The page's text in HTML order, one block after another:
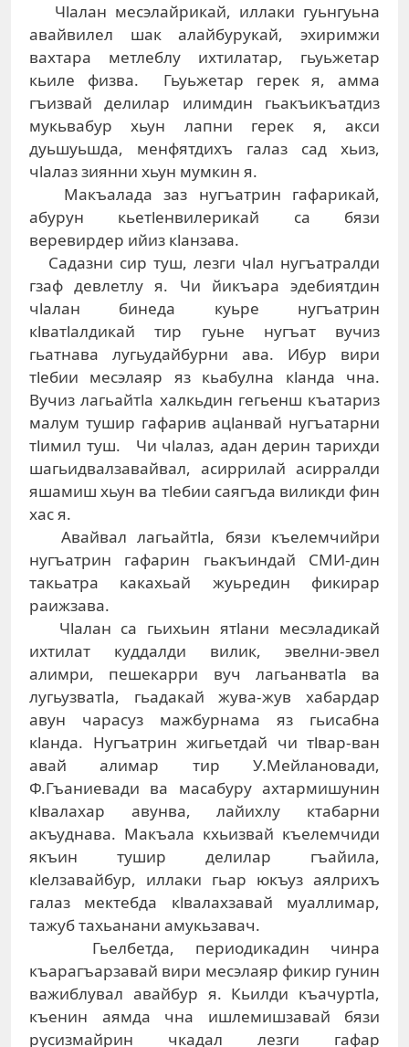
Чlалан месэлайрикай, иллаки гуьнгуьна
авайвилел шак алайбурукай, эхиримжи
вахтара метлеблу ихтилатар, гьуьжетар
кьиле физва. Гьуьжетар герек я, амма
гъизвай делилар илимдин гьакъикъатдиз
мукьвабур хьун лапни герек я, акси
дуьшуьшда, менфятдихъ галаз сад хьиз,
чlалаз зиянни хьун мумкин я.
Макъалада заз нугъатрин гафарикай,
абурун кьетlенвилерикай са бязи
веревирдер ийиз кlанзава.
Садазни сир туш, лезги чlал нугъатралди
гзаф девлетлу я. Чи йикъара эдебиятдин
чlалан бинеда куьре нугъатрин
кlватlалдикай тир гуьне нугъат вучиз
гьатнава лугьудайбурни ава. Ибур вири
тlебии месэлаяр яз кьабулна кlанда чна.
Вучиз лагьайтlа халкьдин гегьенш къатариз
малум тушир гафарив ацlанвай нугъатарни
тlимил туш. Чи чlалаз, адан дерин тарихди
шагьидвалзавайвал, асиррилай асирралди
яшамиш хьун ва тlебии саягъда виликди фин
хас я.
Авайвал лагьайтlа, бязи къелемчийри
нугъатрин гафарин гьакъиндай СМИ-дин
такьатра какахьай жуьредин фикирар
раижзава.
Чlалан са гьихьин ятlани месэладикай
ихтилат куддалди вилик, эвелни-эвел
алимри, пешекарри вуч лагьанватlа ва
лугьузватlа, гьадакай жува-жув хабардар
авун чарасуз мажбурнама яз гьисабна
кlанда. Нугъатрин жигьетдай чи тlвар-ван
авай алимар тир У.Мейлановади,
Ф.Гъаниевади ва масабуру ахтармишунин
кlвалахар авунва, лайихлу ктабарни
акъуднава. Макъала кхьизвай къелемчиди
якъин тушир делилар гъайила,
кlелзавайбур, иллаки гьар юкъуз аялрихъ
галаз мектебда кlвалахзавай муаллимар,
тажуб тахьанани амукьзавач.
Гьелбетда, периодикадин чинра
къарагъарзавай вири месэлаяр фикир гунин
важиблувал авайбур я. Кьилди къачуртlа,
къенин аямда чна ишлемишзавай бязи
русизмайрин чкадал лезги гафар